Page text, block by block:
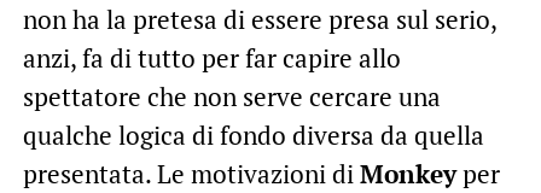
non ha la pretesa di essere presa sul serio,
anzi, fa di tutto per far capire allo
spettatore che non serve cercare una
qualche logica di fondo diversa da quella
presentata. Le motivazioni diMonkeyper